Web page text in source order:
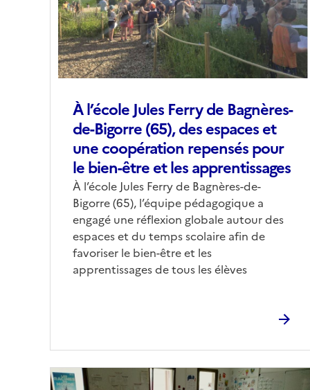
À l’école Jules Ferry de Bagnères-
de-Bigorre (65), des espaces et
une coopération repensés pour
le bien-être et les apprentissages
Corps
À l’école Jules Ferry de Bagnères-de-
Bigorre (65), l’équipe pédagogique a
engagé une réflexion globale autour des
espaces et du temps scolaire afin de
favoriser le bien-être et les
apprentissages de tous les élèves
Image